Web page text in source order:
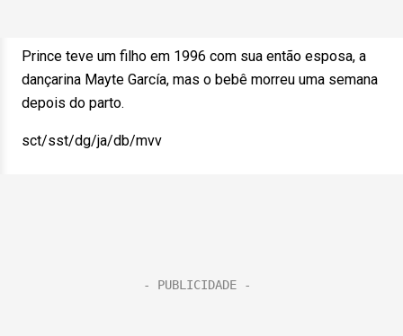
Prince teve um filho em 1996 com sua então esposa, a
dançarina Mayte García, mas o bebê morreu uma semana
depois do parto.
sct/sst/dg/ja/db/mvv